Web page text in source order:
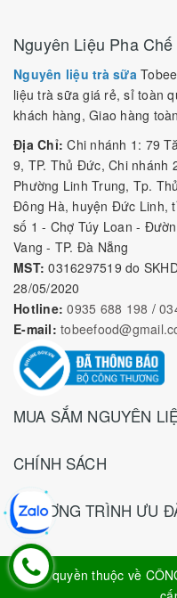
Vận chuyển miễn
3.000.000
ĐĂNG KÝ
Đăng ký để
Nguyên Liệu Pha Chế
Nguyên liệu trà sữaTobee
liệu trà sữa giá rẻ, sỉ toàn
khách hàng, Giao hàng toàn
Địa Chỉ: Chi nhánh 1: 79
9, TP. Thủ Đức, Chi nhánh
Đông Hà, huyện Đức Linh,
số 1 - Chợ Túy Loan -
Vang - TP. Đà Nẵng
MST: 0316297519 do
28/05/2020
Hotline: 0935 688 198/
E-mail: